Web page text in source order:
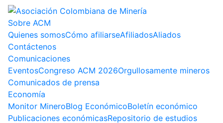
Sobre ACM
Quienes somosCómo afiliarseAfiliadosAliados
Contáctenos
Comunicaciones
EventosCongreso ACM 2026Orgullosamente mineros
Comunicados de prensa
Economía
Monitor MineroBlog EconómicoBoletín económico
Publicaciones económicasRepositorio de estudios